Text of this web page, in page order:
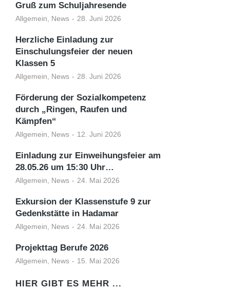
Gruß zum Schuljahresende
Allgemein News 28. Juni 2026
Herzliche Einladung zur
Einschulungsfeier der neuen
Klassen 5
Allgemein News 28. Juni 2026
Förderung der Sozialkompetenz
durch „Ringen, Raufen und
Kämpfen“
Allgemein News 12. Juni 2026
Einladung zur Einweihungsfeier am
28.05.26 um 15:30 Uhr…
Allgemein News 24. Mai 2026
Exkursion der Klassenstufe 9 zur
Gedenkstätte in Hadamar
Allgemein News 24. Mai 2026
Projekttag Berufe 2026
Allgemein News 15. Mai 2026
HIER GIBT ES MEHR ...